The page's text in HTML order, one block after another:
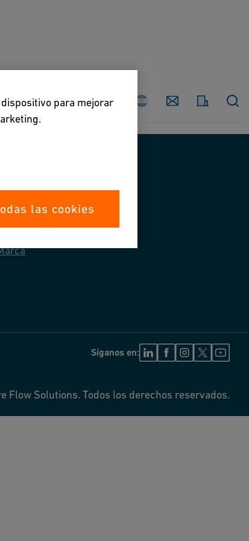
Contáctenos
Síganos en:
Solutions. Todos los derechos reservados.
para mejorar
las cookies